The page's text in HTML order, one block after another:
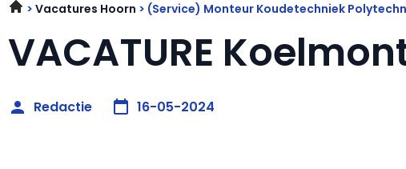
Vacatures Hoorn (Service) Monteur Koudetechniek
VACATURE
Redactie 16-05-2024